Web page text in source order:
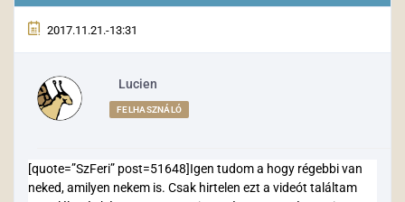
2017.11.21.-13:31
Lucien
FELHASZNÁLÓ
[quote=”SzFeri” post=51648]Igen tudom a hogy régebbi van
neked, amilyen nekem is. Csak hirtelen ezt a videót találtam